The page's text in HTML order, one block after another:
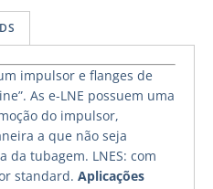
impulsor e flanges de
As e-LNE possuem uma
do impulsor,
a que não seja
da tubagem. LNES: com
standard. Aplicações